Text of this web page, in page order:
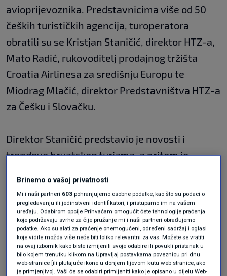
avioprijevoznika. Predstavnicima više od 50
čeških turističkih agencija, turoperatora
obratili su se Kristjan Staničić, direktor HTZ-a,
Mato Radić, rukovoditelj prodajnog tržišta
Croatia Airlinesa za središnju Europu te
Miodrag Mlačić, direktor Predstavništva HTZ-a
za Češku i Slovačku.
Direktor Staničić predstavio je novosti i
trendove hrvatskog turizma, a pritom je
njegove ukupne rezultate. "Hrvatska se
tradicionalno nalazi među najpopularnijim
inozemnim destinacijama čeških ljubitelja
putovanja. Češka se nalazi među top 5 tržišta s
kojih hrvatski turizam ostvaruje najveći broj
turističkih dolazaka i noćenja. Tako je bilo i lani
Brinemo o vašoj privatnosti
Mi i naši partneri 603 pohranjujemo osobne podatke, kao što su podaci o
pregledavanju ili jedinstveni identifikatori, i pristupamo im na vašem
uređaju. Odabirom opcije Prihvaćam omogućit ćete tehnologije praćenja
koje podržavaju svrhe za čije pružanje mi i naši partneri obrađujemo
podatke. Ako su alati za praćenje onemogućeni, određeni sadržaj i oglasi
koje vidite možda više neće biti toliko relevantni za vas. Možete se vratiti
na ovaj izbornik kako biste izmijenili svoje odabire ili povukli pristanak u
bilo kojem trenutku klikom na Upravljaj postavkama poveznicu pri dnu
web-stranice [ili plutajuće ikone u donjem lijevom kutu web stranice, ako
je primjenjivo]. Vaši će se odabiri primijeniti kako je opisano u dijelu Web-